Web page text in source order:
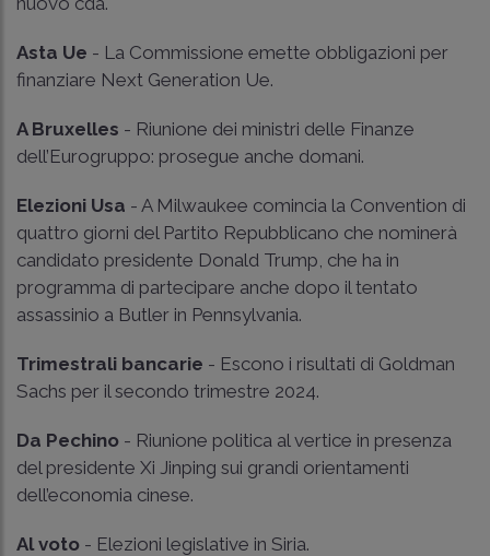
Asta Ue - La Commissione emette obbligazioni per
finanziare Next Generation Ue.
A Bruxelles - Riunione dei ministri delle Finanze
dell’Eurogruppo: prosegue anche domani.
Elezioni Usa - A Milwaukee comincia la Convention di
quattro giorni del Partito Repubblicano che nominerà
candidato presidente Donald Trump, che ha in
programma di partecipare anche dopo il tentato
assassinio a Butler in Pennsylvania.
Trimestrali bancarie - Escono i risultati di Goldman
Sachs per il secondo trimestre 2024.
Da Pechino - Riunione politica al vertice in presenza
del presidente Xi Jinping sui grandi orientamenti
dell’economia cinese.
Al voto - Elezioni legislative in Siria.